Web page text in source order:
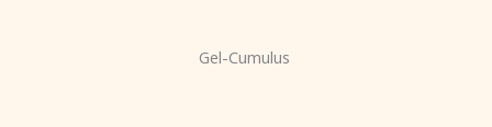
Gel-Cumulus